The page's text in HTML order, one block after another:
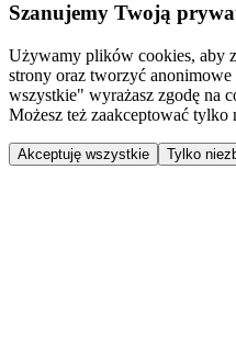
Szanujemy Twoją
Używamy plików cookies, aby
strony oraz tworzyć
wszystkie" wyrażasz zgodę na
Możesz też zaakceptować tylko
Akceptuję wszystkie Tylko